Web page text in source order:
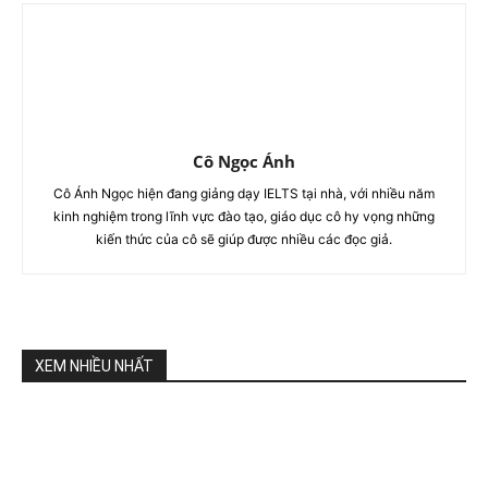
Cô Ngọc Ánh
Cô Ánh Ngọc hiện đang giảng dạy IELTS tại nhà, với nhiều năm
kinh nghiệm trong lĩnh vực đào tạo, giáo dục cô hy vọng những
kiến thức của cô sẽ giúp được nhiều các đọc giả.
XEM NHIỀU NHẤT